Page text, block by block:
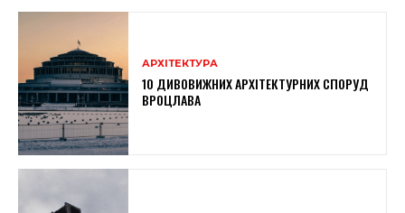
АРХІТЕКТУРА
10 ДИВОВИЖНИХ АРХІТЕКТУРНИХ СПОРУД
ВРОЦЛАВА